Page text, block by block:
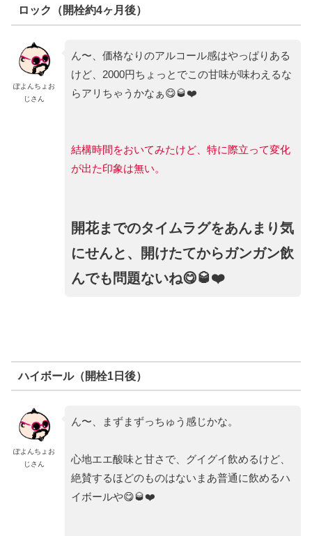
ロック（開栓約4ヶ月後）
ぽよんちょお
じさん
ん〜、価格なりのアルコール感はやっぱりある
けど、2000円ちょっとでこの甘味が味わえるな
らアリちゃうかなぁ😋🥃❤️
結構時間をおいてみたけど、特に際立って変化
が出た印象は無い。
開花までのタイムラグをあんまり気
にせんと、開けたてからガンガン飲
んでも問題ないね😋🥃❤️
ハイボール（開栓1日後）
ぽよんちょお
じさん
ん〜、まずまずっちゅう感じかな。
心地エエ酸味と甘さで、グイグイ飲めるけど、
絶賛するほどのものはないまあ普通に飲めるハ
イボールや😋🥃❤️